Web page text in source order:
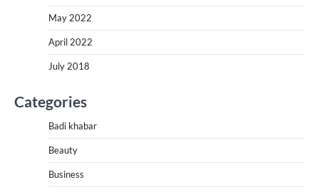
May 2022
April 2022
July 2018
Categories
Badi khabar
Beauty
Business